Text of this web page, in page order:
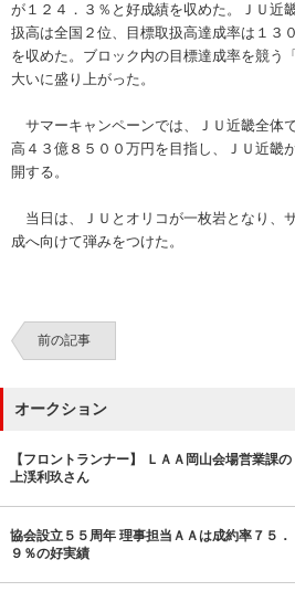
が１２４．３％と好成績を収めた。ＪＵ近
扱高は全国２位、目標取扱高達成率は１３
を収めた。ブロック内の目標達成率を競う
大いに盛り上がった。
サマーキャンペーンでは、ＪＵ近畿全体
高４３億８５００万円を目指し、ＪＵ近畿
開する。
当日は、ＪＵとオリコが一枚岩となり、
成へ向けて弾みをつけた。
前の記事
オークション
【フロントランナー】 ＬＡＡ岡山会場営業課の
上渓利玖さん
協会設立５５周年 理事担当ＡＡは成約率７５．
９％の好実績